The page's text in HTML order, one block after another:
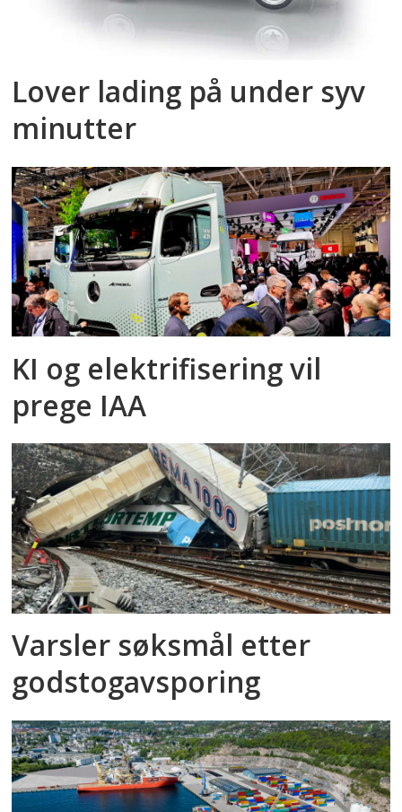
Lover lading på under syv
minutter
KI og elektrifisering vil
prege IAA
Varsler søksmål etter
godstog­avsporing